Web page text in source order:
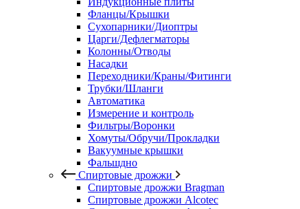
Фланцы/Крышки
Сухопарники/Диоптры
Царги/Дефлегматоры
Колонны/Отводы
Насадки
Переходники/Краны/Фитинги
Трубки/Шланги
Автоматика
Измерение и контроль
Фильтры/Воронки
Хомуты/Обручи/Прокладки
Вакуумные крышки
Фальшдно
Спиртовые дрожжи
Спиртовые дрожжи Bragman
Спиртовые дрожжи Alcotec